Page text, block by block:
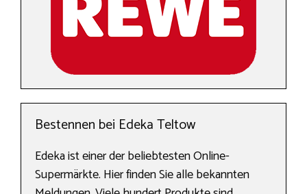
Bestennen bei Edeka Teltow
Edeka ist einer der beliebtesten Online-
Supermärkte. Hier finden Sie alle bekannten